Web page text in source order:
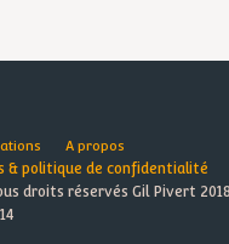
A propos
& politique de confidentialité
droits réservés Gil Pivert